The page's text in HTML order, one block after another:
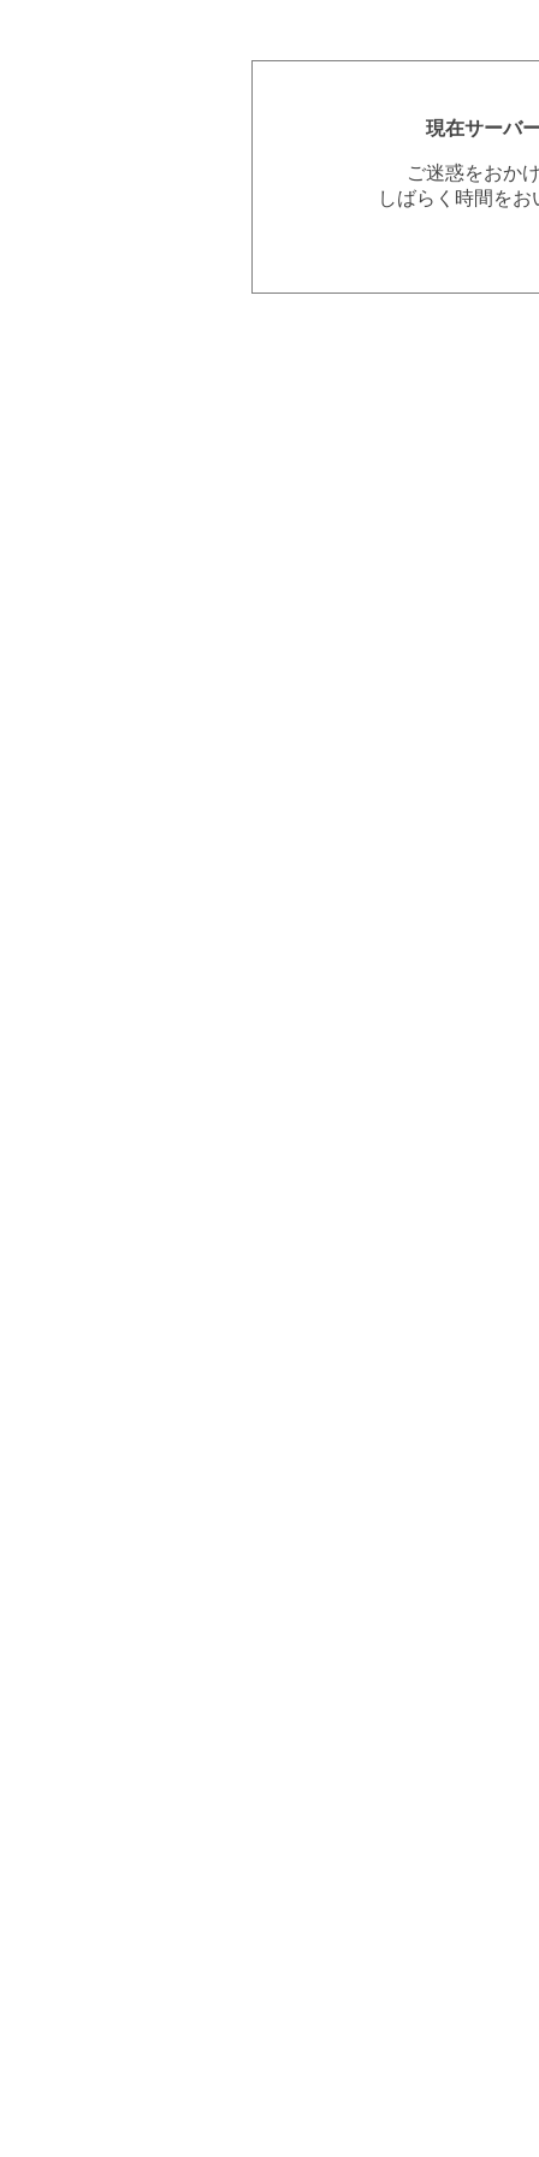
現在サーバ
ご迷惑をおか
しばらく時間を